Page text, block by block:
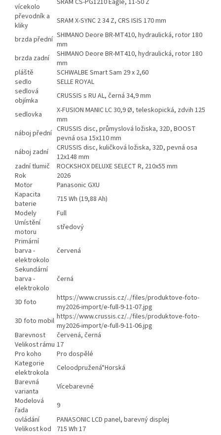
vícekolo
SRAM CS-PG1210 Eagle, 11-50 Z
převodník a
kliky
SRAM X-SYNC 2 34 Z, CRS ISIS 170 mm
brzda přední SHIMANO Deore BR-MT410, hydraulická, rotor 180
mm
brzda zadní
SHIMANO Deore BR-MT410, hydraulická, rotor 180
mm
pláště
SCHWALBE Smart Sam 29 x 2,60
sedlo
SELLE ROYAL
sedlová
objímka
CRUSSIS s RU AL, černá 34,9 mm
sedlovka
X-FUSION MANIC LC 30,9 Ø, teleskopická, zdvih 125
mm
náboj přední CRUSSIS disc, průmyslová ložiska, 32D, BOOST
pevná osa 15x110 mm
náboj zadní
CRUSSIS disc, kuličková ložiska, 32D, pevná osa
12x148 mm
zadní tlumič
ROCKSHOX DELUXE SELECT R, 210x55 mm
Rok
2026
Motor
Panasonic GXU
Kapacita
baterie
715 Wh (19,88 Ah)
Modely
Full
Umístění
motoru
středový
Primární
barva -
elektrokolo
červená
Sekundární
barva -
elektrokolo
černá
3D foto
https://www.crussis.cz/../files/produktove-foto-
my2026-import/e-full-9-11-07.jpg
3D foto mobil https://www.crussis.cz/../files/produktove-foto-
my2026-import/e-full-9-11-06.jpg
Barevnost
červená, černá
Velikost rámu 17
Pro koho
Pro dospělé
Kategorie
elektrokola
Celoodpružená*Horská
Barevná
varianta
Vícebarevné
Modelová
řada
9
ovládání
PANASONIC LCD panel, barevný displej
Velikost kod
715 Wh 17